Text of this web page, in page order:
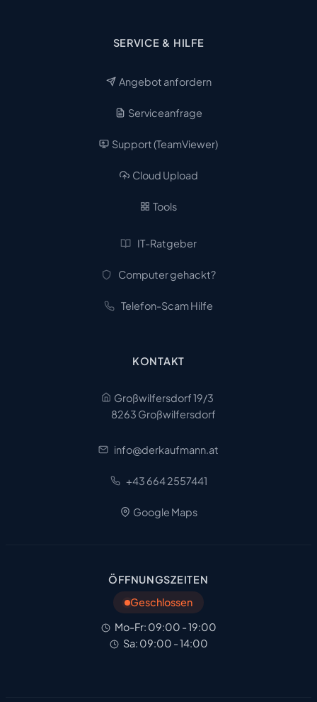
SERVICE & HILFE
Angebot anfordern
Serviceanfrage
Support (TeamViewer)
Cloud Upload
Tools
IT-Ratgeber
Computer gehackt?
Telefon-Scam Hilfe
KONTAKT
Großwilfersdorf 19/3
8263 Großwilfersdorf
info@derkaufmann.at
+43 664 2557441
Google Maps
ÖFFNUNGSZEITEN
Geschlossen
Mo-Fr: 09:00 - 19:00
Sa: 09:00 - 14:00